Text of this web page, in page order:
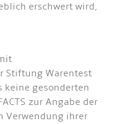
erschwert wird,
Stiftung Warentest
gesonderten
zur Angabe der
Verwendung ihrer